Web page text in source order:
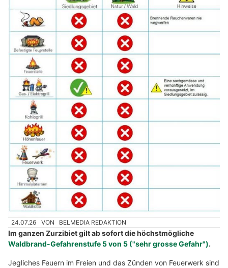
24.07.26 VON BELMEDIA REDAKTION
Im ganzen Zurzibiet gilt ab sofort die höchstmögliche
Waldbrand-Gefahrenstufe 5 von 5 ("sehr grosse Gefahr").
Jegliches Feuern im Freien und das Zünden von Feuerwerk sind